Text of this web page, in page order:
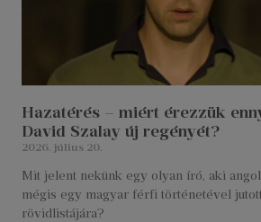
Hazatérés – miért érezzük
David Szalay új regényét?
2026. július 20.
Mit jelent nekünk egy olyan író, aki
mégis egy magyar férfi történetével
rövidlistájára?